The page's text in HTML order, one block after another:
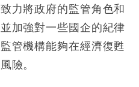
力將政府的監管角色和
加強對一些國企的紀律
管機構能夠在經濟復甦
險。